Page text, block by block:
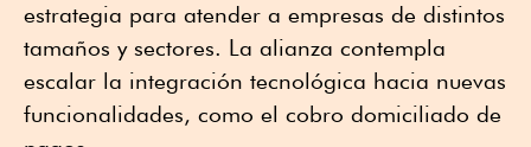
estrategia para atender a empresas de distintos
tamaños y sectores. La alianza contempla
escalar la integración tecnológica hacia nuevas
funcionalidades, como el cobro domiciliado de